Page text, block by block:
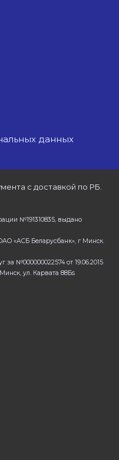
данных
с доставкой по РБ.
№191310835, выдано
«АСБ Беларусбанк», г Минск.
за №000000022574 от 19.06.2015
ул. Карвата 88Бs